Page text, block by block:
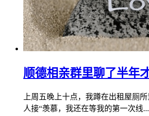
顺德相亲群里聊了半年
上周五晚上十点，我蹲在出租屋厕
人接“羡慕，我还在等我的第一次线...